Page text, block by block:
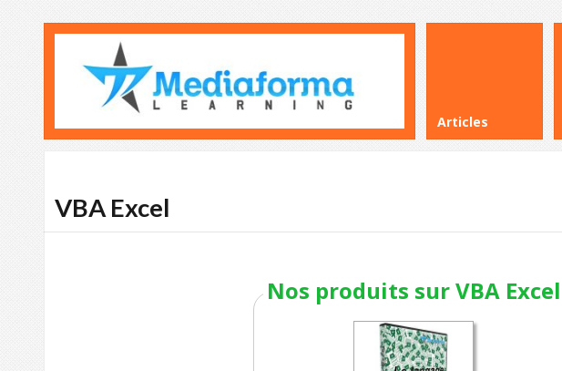
Articles
VBA Excel
Nos produits sur VBA Excel